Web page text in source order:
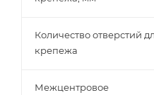
Количество отверстий
крепежа
Межцентровое